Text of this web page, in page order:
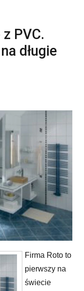
PVC.
długie
na długie lata.
Firma Roto to
pierwszy na
świecie